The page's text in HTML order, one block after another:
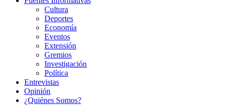
Cultura
Deportes
Economía
Eventos
Extensión
Gremios
Investigación
Política
Entrevistas
Opinión
¿Quiénes Somos?